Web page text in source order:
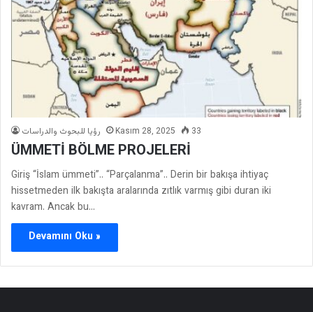
رؤيا للبحوث والدراسات Kasım 28, 2025 33
ÜMMETİ BÖLME PROJELERİ
Giriş “İslam ümmeti”.. “Parçalanma”.. Derin bir bakışa ihtiyaç
hissetmeden ilk bakışta aralarında zıtlık varmış gibi duran iki
kavram. Ancak bu…
Devamını Oku »